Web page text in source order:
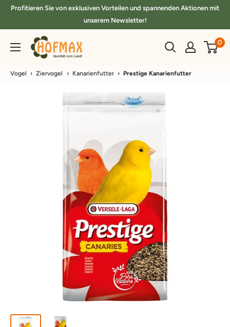
DirektProfitieren Sie von exklusiven Vorteilen und spannenden Aktionen mit
unserem Newsletter!
hofmax.de 0
Vogel › Ziervogel › Kanarienfutter › Prestige Kanarienfutter